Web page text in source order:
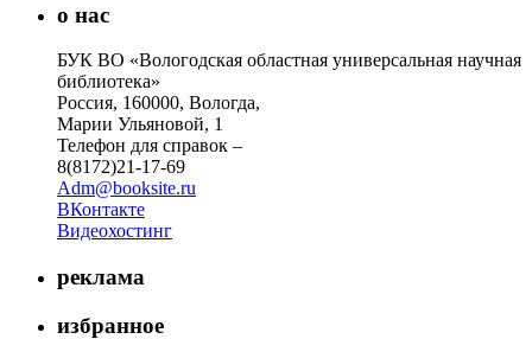
о нас
БУК ВО «Вологодская областная универсальная научная
библиотека»
Россия, 160000, Вологда,
Марии Ульяновой, 1
Телефон для справок –
8(8172)21-17-69
Adm@booksite.ru
ВКонтакте
Видеохостинг
реклама
избранное